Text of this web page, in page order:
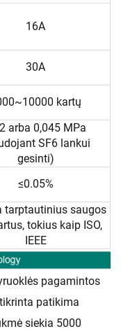
16A
30A
kartų
arba 0,045 MPa
SF6 lankui
gesinti)
≤0.05%
tarptautinius saugos
tokius kaip ISO,
IEEE
pagamintos
patikima
siekia 5000